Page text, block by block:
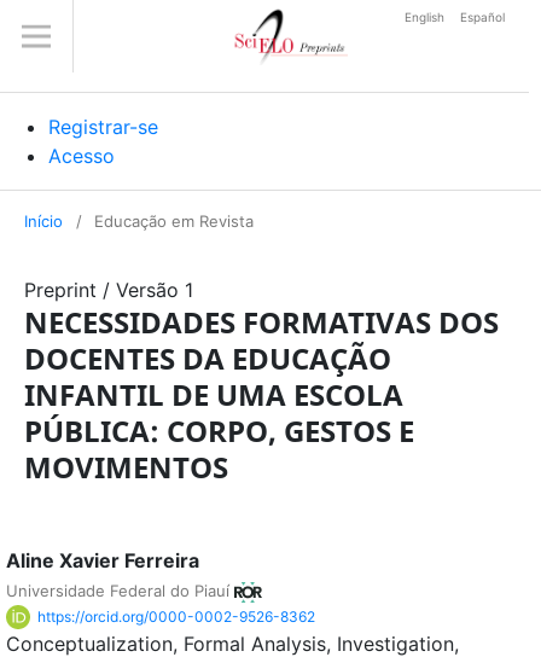
Registrar-se
Acesso
English Español
Início / Educação em Revista
Preprint / Versão 1
NECESSIDADES FORMATIVAS DOS
DOCENTES DA EDUCAÇÃO
INFANTIL DE UMA ESCOLA
PÚBLICA: CORPO, GESTOS E
MOVIMENTOS
Aline Xavier Ferreira
Universidade Federal do Piauí
https://orcid.org/0000-0002-9526-8362
Conceptualization Formal Analysis Investigation